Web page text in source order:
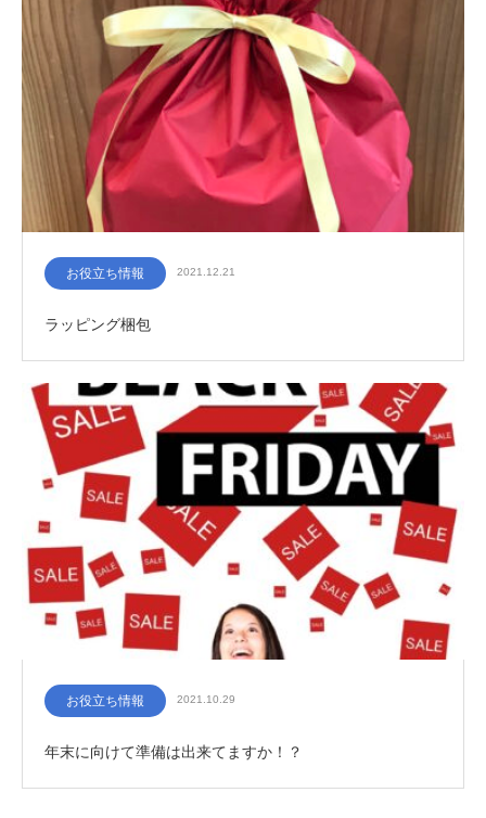
お役立ち情報 2021.12.21
ラッピング梱包
お役立ち情報 2021.10.29
年末に向けて準備は出来てますか！？